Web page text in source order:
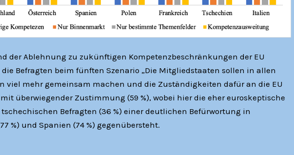
der Ablehnung zu zukünftigen Kompetenzbeschränkungen der EU
Befragten beim fünften Szenario „Die Mitgliedstaaten sollen in allen
viel mehr gemeinsam machen und die Zuständigkeiten dafür an die EU
überwiegender Zustimmung (59 %), wobei hier die eher euroskeptische
Befragten (36 %) einer deutlichen Befürwortung in
%) und Spanien (74 %) gegenübersteht.